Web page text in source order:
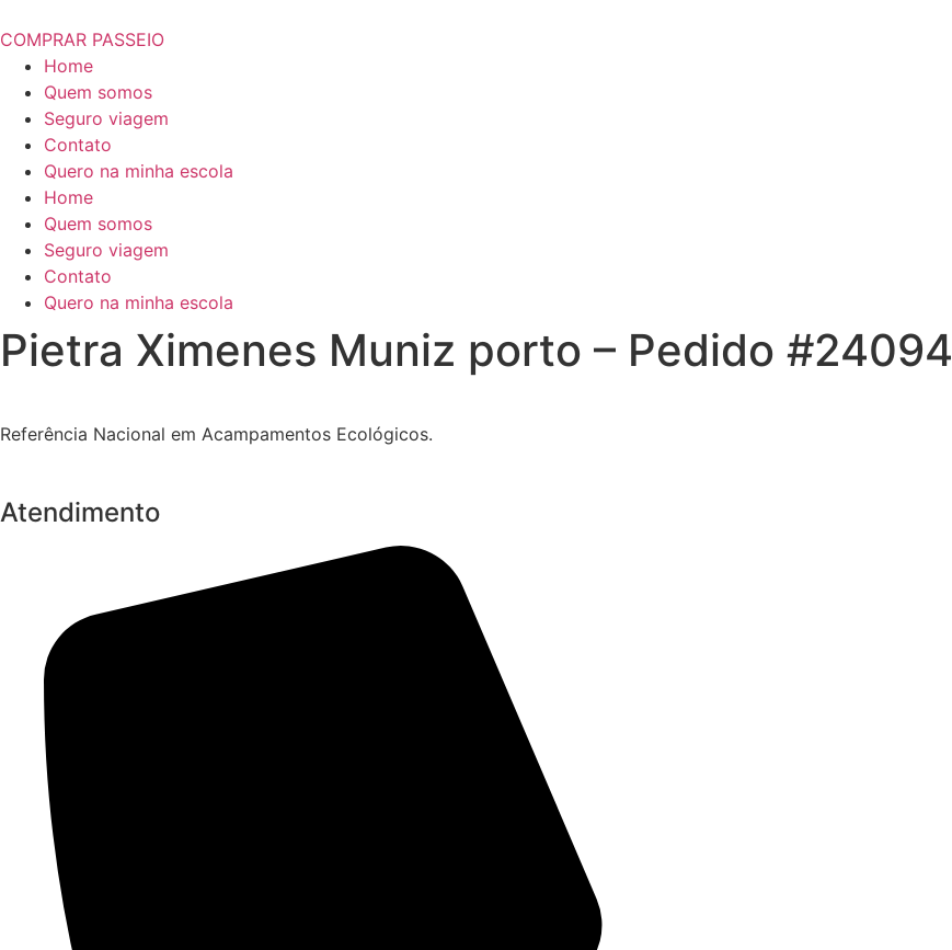
COMPRAR PASSEIO
Home
Quem somos
Seguro viagem
Contato
Quero na minha escola
Home
Quem somos
Seguro viagem
Contato
Quero na minha escola
Pietra Ximenes Muniz porto – Pedido #24094
Referência Nacional em Acampamentos Ecológicos.
Atendimento